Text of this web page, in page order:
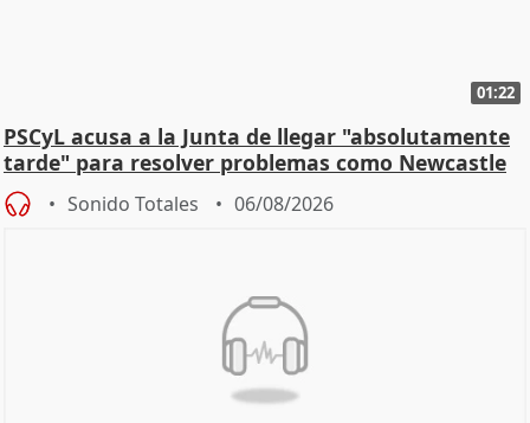
01:22
PSCyL acusa a la Junta de llegar "absolutamente
tarde" para resolver problemas como Newcastle
Sonido Totales 06/08/2026